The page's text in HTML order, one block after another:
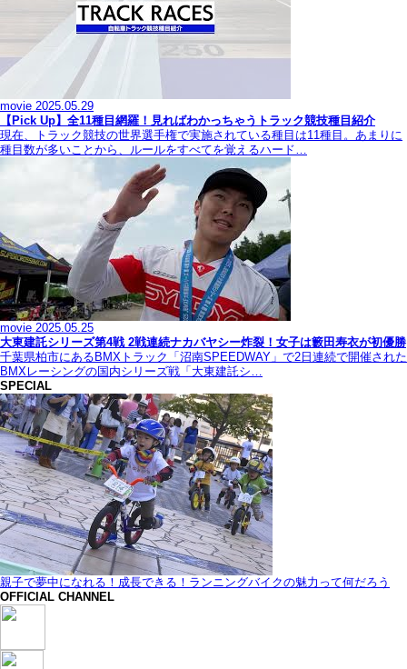
movie 2025.05.29
【Pick Up】全11種目網羅！見ればわかっちゃうトラック競技種目紹介
現在、トラック競技の世界選手権で実施されている種目は11種目。あまりに
種目数が多いことから、ルールをすべてを覚えるハード…
movie 2025.05.25
大東建託シリーズ第4戦 2戦連続ナカバヤシー炸裂！女子は籔田寿衣が初優勝
千葉県柏市にあるBMXトラック「沼南SPEEDWAY」で2日連続で開催された
BMXレーシングの国内シリーズ戦「大東建託シ…
SPECIAL
親子で夢中になれる！成長できる！ランニングバイクの魅力って何だろう
OFFICIAL CHANNEL